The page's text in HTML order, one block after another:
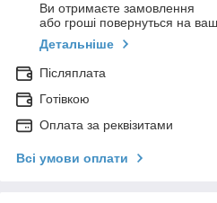
Ви отримаєте замовлення
або гроші повернуться на
Детальніше
Післяплата
Готівкою
Оплата за реквізитами
Всі умови оплати